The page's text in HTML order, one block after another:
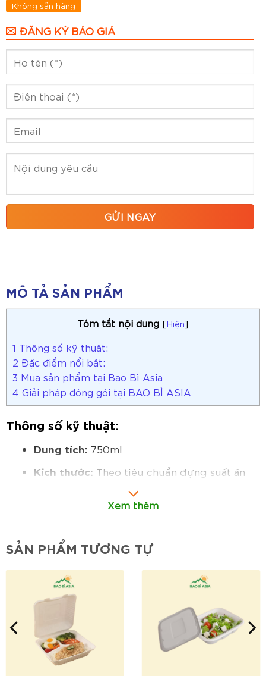
Không sẵn hàng
ĐĂNG KÝ BÁO GIÁ
MÔ TẢ SẢN PHẨM
Tóm tắt nội dung [Hiện]
1 Thông số kỹ thuật:
2 Đặc điểm nổi bật:
3 Mua sản phẩm tại Bao Bì Asia
4 Giải pháp đóng gói tại BAO BÌ ASIA
Thông số kỹ thuật:
Dung tích: 750ml
Kích thước: Theo tiêu chuẩn đựng suất ăn
sinh học, an toàn cho thực phẩm và thân
thiện môi trường.
Cấu tạo: 2 ngăn riêng biệtvà
cùng chất liệu bã mía
hiệu quả.
Hình dáng:
Dạng hộp chữ nhật bo tròn, chắc
chắn, dễ xếp chồng khi lưu trữ hoặc vận
chuyển.
Xem thêm
SẢN PHẨM TƯƠNG TỰ